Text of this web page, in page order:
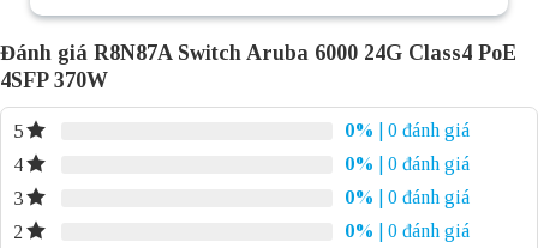
Đánh giá R8N87A Switch Aruba 6000 24G Class4 PoE
4SFP 370W
5 0%
| 0 đánh giá
4
0%
| 0 đánh giá
3
0%
| 0 đánh giá
2
0%
| 0 đánh giá